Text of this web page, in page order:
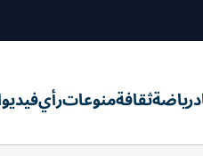
رياضةثقافةمنوعاترأيفيديو